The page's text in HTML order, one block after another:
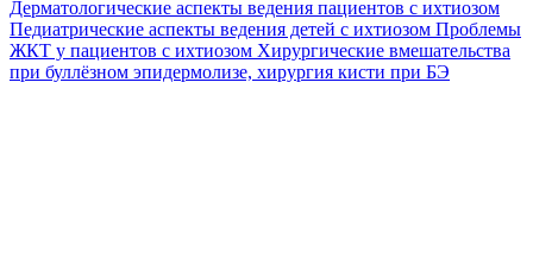
Дерматологические аспекты ведения пациентов с ихтиозом
Педиатрические аспекты ведения детей с ихтиозом Проблемы
ЖКТ у пациентов с ихтиозом Хирургические вмешательства
при буллёзном эпидермолизе, хирургия кисти при БЭ